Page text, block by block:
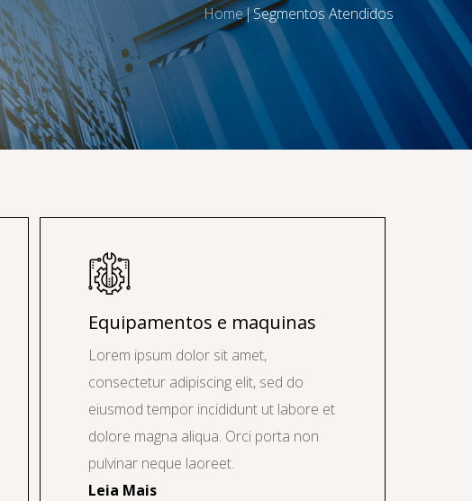
Home Segmentos Atendidos
Equipamentos e maquinas
Lorem ipsum dolor sit amet,
consectetur adipiscing elit, sed do
eiusmod tempor incididunt ut labore et
dolore magna aliqua. Orci porta non
pulvinar neque laoreet.
Leia Mais